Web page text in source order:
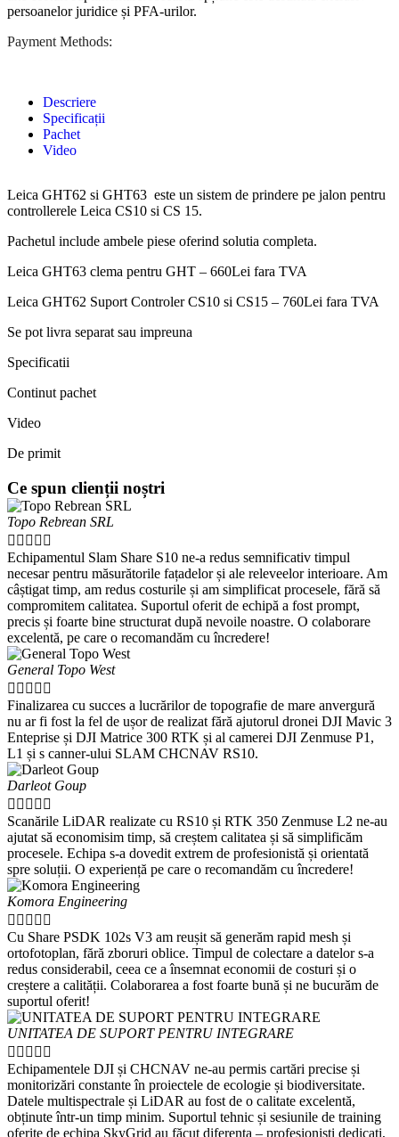
persoanelor juridice și PFA-urilor.
Payment Methods:
Descriere
Specificații
Pachet
Video
Leica GHT62 si GHT63 este un sistem de prindere pe jalon pentru
controllerele Leica CS10 si CS 15.
Pachetul include ambele piese oferind solutia completa.
Leica GHT63 clema pentru GHT – 660Lei fara TVA
Leica GHT62 Suport Controler CS10 si CS15 – 760Lei fara TVA
Se pot livra separat sau impreuna
Specificatii
Continut pachet
Video
De primit
Ce spun clienții noștri
Topo Rebrean SRL
    
Echipamentul Slam Share S10 ne-a redus semnificativ timpul
necesar pentru măsurătorile fațadelor și ale releveelor interioare. Am
câștigat timp, am redus costurile și am simplificat procesele, fără să
compromitem calitatea. Suportul oferit de echipă a fost prompt,
precis și foarte bine structurat după nevoile noastre. O colaborare
excelentă, pe care o recomandăm cu încredere!
General Topo West
    
Finalizarea cu succes a lucrărilor de topografie de mare anvergură
nu ar fi fost la fel de ușor de realizat fără ajutorul dronei DJI Mavic 3
Enteprise și DJI Matrice 300 RTK și al camerei DJI Zenmuse P1,
L1 și s canner-ului SLAM CHCNAV RS10.
Darleot Goup
    
Scanările LiDAR realizate cu RS10 și RTK 350 Zenmuse L2 ne-au
ajutat să economisim timp, să creștem calitatea și să simplificăm
procesele. Echipa s-a dovedit extrem de profesionistă și orientată
spre soluții. O experiență pe care o recomandăm cu încredere!
Komora Engineering
    
Cu Share PSDK 102s V3 am reușit să generăm rapid mesh și
ortofotoplan, fără zboruri oblice. Timpul de colectare a datelor s-a
redus considerabil, ceea ce a însemnat economii de costuri și o
creștere a calității. Colaborarea a fost foarte bună și ne bucurăm de
suportul oferit!
UNITATEA DE SUPORT PENTRU INTEGRARE
    
Echipamentele DJI și CHCNAV ne-au permis cartări precise și
monitorizări constante în proiectele de ecologie și biodiversitate.
Datele multispectrale și LiDAR au fost de o calitate excelentă,
obținute într-un timp minim. Suportul tehnic și sesiunile de training
oferite de echipa SkyGrid au făcut diferența – profesioniști dedicați,